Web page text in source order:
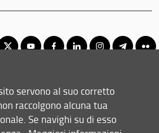
Università degli Studi di Firenze UNIFI
P.IVA/Cod.Fis 01279680480
servono al suo corretto
raccolgono alcuna tua
Se navighi su di esso